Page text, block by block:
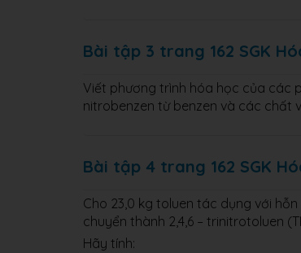
Bài tập 3 trang 162 SGK
Viết phương trình hóa học của các
nitrobenzen từ benzen và các chất
Bài tập 4 trang 162 SGK
Cho 23,0 kg toluen tác dụng với
chuyển thành 2,4,6 – trinitrotoluen
Hãy tính: